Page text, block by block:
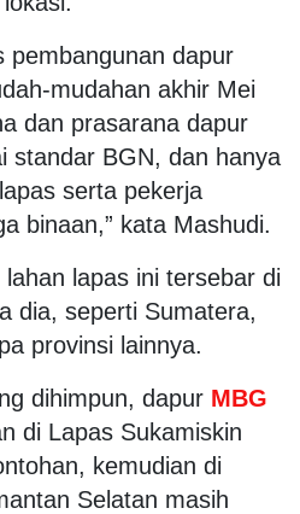
pembangunan dapur
mudahan akhir Mei
dan prasarana dapur
standar BGN, dan hanya
serta pekerja
binaan,” kata Mashudi.
lapas ini tersebar di
dia, seperti Sumatera,
provinsi lainnya.
dihimpun, dapur MBG
di Lapas Sukamiskin
kemudian di
Selatan masih